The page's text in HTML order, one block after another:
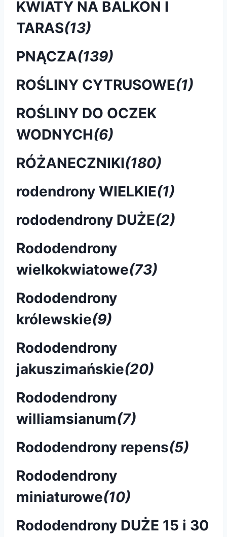
KWIATY NA BALKON I
TARAS(13)
PNĄCZA(139)
ROŚLINY CYTRUSOWE(1)
ROŚLINY DO OCZEK
WODNYCH(6)
RÓŻANECZNIKI(180)
rodendrony WIELKIE(1)
rododendrony DUŻE(2)
Rododendrony
wielkokwiatowe(73)
Rododendrony
królewskie(9)
Rododendrony
jakuszimańskie(20)
Rododendrony
williamsianum(7)
Rododendrony repens(5)
Rododendrony
miniaturowe(10)
Rododendrony DUŻE 15 i 30